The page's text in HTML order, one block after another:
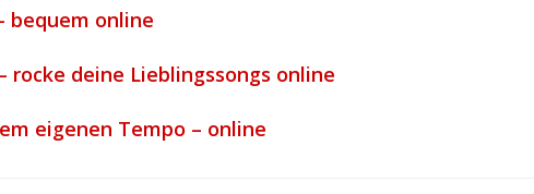
bequem online
rocke deine Lieblingssongs online
eigenen Tempo – online